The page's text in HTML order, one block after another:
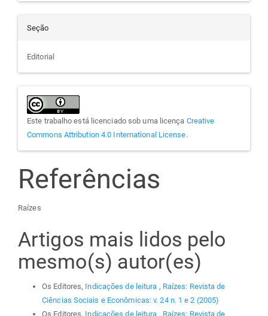
Seção
Editorial
Este trabalho está licenciado sob uma licença Creative
Commons Attribution 4.0 International License.
Referências
Raízes
Artigos mais lidos pelo
mesmo(s) autor(es)
Os Editores, Indicações de leitura , Raízes: Revista de
Ciências Sociais e Econômicas: v. 24 n. 1 e 2 (2005)
Os Editores, Indicações de leitura , Raízes: Revista de